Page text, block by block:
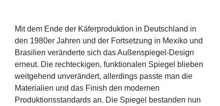
Mit dem Ende der Käferproduktion in Deutschland in
den 1980er Jahren und der Fortsetzung in Mexiko und
Brasilien veränderte sich das Außenspiegel-Design
erneut. Die rechteckigen, funktionalen Spiegel blieben
weitgehend unverändert, allerdings passte man die
Materialien und das Finish den modernen
Produktionsstandards an. Die Spiegel bestanden nun